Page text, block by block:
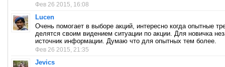
Фев 26 2015, 16:08
Lucen
Очень помогает в выборе акций, интересно когда опытные
делятся своим видением ситуации по акции. Для новичка
источник информации. Думаю что для опытных тем более.
Фев 26 2015, 21:35
Jevics